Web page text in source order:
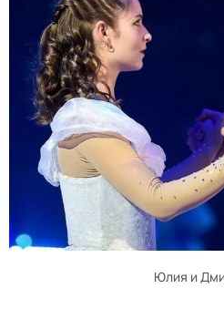
Юлия и